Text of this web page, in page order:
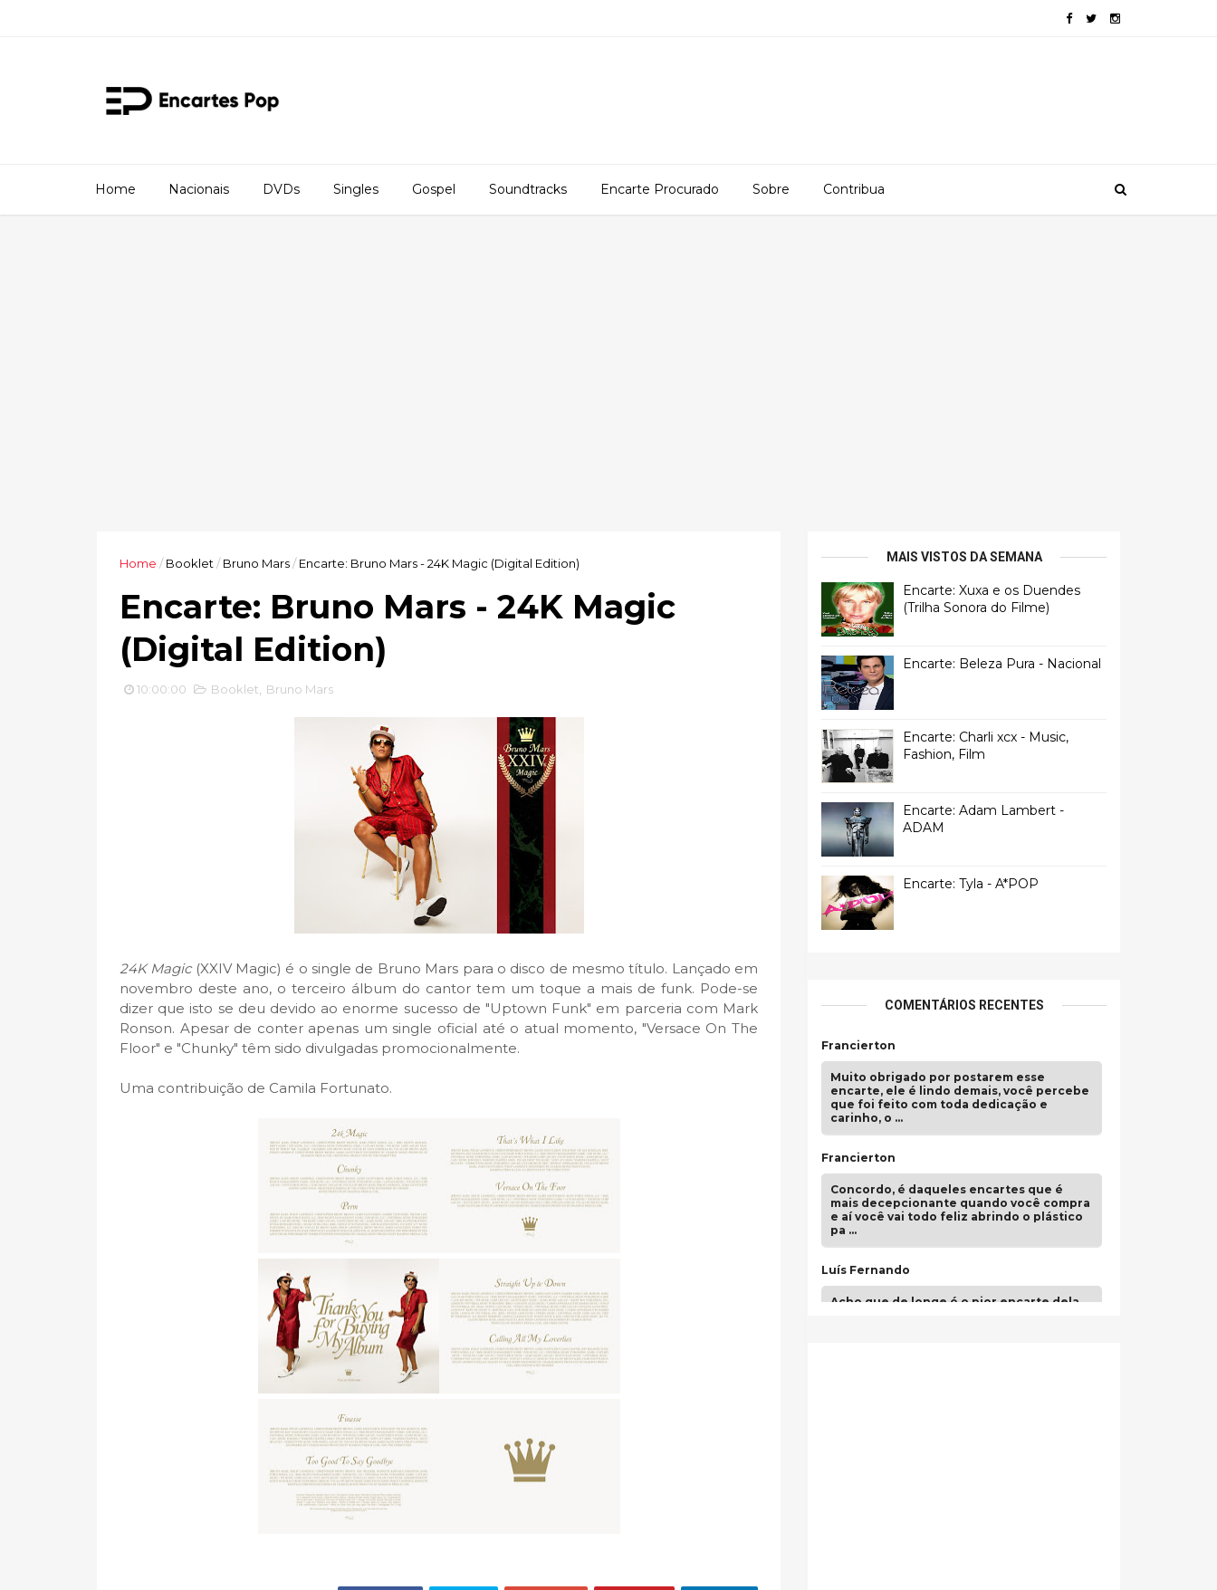
Home Nacionais DVDs Singles Gospel Soundtracks Encarte Procurado Sobre Contribua
Home / Booklet / Bruno Mars/ Encarte: Bruno Mars - 24K Magic (Digital Edition)
Encarte: Bruno Mars - 24K Magic
(Digital Edition)
10:00:00 Booklet Bruno Mars
24K Magic (XXIV Magic) é o single de Bruno Mars para o disco de mesmo título. Lançado em
novembro deste ano, o terceiro álbum do cantor tem um toque a mais de funk. Pode-se
dizer que isto se deu devido ao enorme sucesso de "Uptown Funk" em parceria com Mark
Ronson. Apesar de conter apenas um single oficial até o atual momento, "Versace On The
Floor" e "Chunky" têm sido divulgadas promocionalmente.
Uma contribuição de Camila Fortunato.
MAIS VISTOS DA SEMANA
Encarte: Xuxa e os Duendes
(Trilha Sonora do Filme)
Encarte: Beleza Pura - Nacional
Encarte: Charli xcx - Music,
Fashion, Film
Encarte: Adam Lambert -
ADAM
Encarte: Tyla - A*POP
COMENTÁRIOS RECENTES
Francierton
Muito obrigado por postarem esse
encarte, ele é lindo demais, você percebe
que foi feito com toda dedicação e
carinho, o …
Francierton
Concordo, é daqueles encartes que é
mais decepcionante quando você compra
e aí você vai todo feliz abrindo o plástico
pa …
Luís Fernando
Acho que de longe é o pior encarte dela.